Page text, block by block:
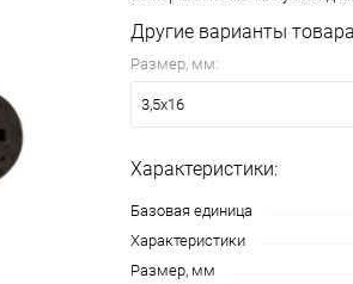
Другие варианты
Размер, мм:
3,5х16
Характеристики:
Базовая единица
Характеристики
Размер, мм